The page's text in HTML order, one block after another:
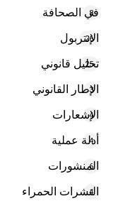
في الصحافة
8
الإنتربول
26
تحليل قانوني
25
الإطار القانوني
3
الإشعارات
4
أدلة عملية
4
المنشورات
6
النشرات الحمراء
4